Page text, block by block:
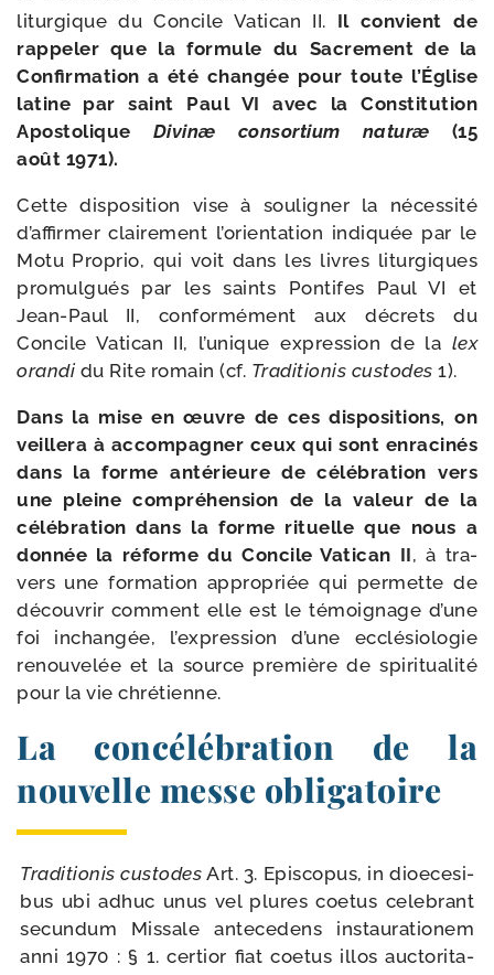
litur­gique du Concile Vatican II. Il convient de
rap­pe­ler que la for­mule du Sacrement de la
Confirmation a été chan­gée pour toute l’Église
latine par saint Paul VI avec la Constitution
Apostolique Divinæ consor­tium naturæ (15
août 1971).
Cette dis­po­si­tion vise à sou­li­gner la néces­si­té
d’affirmer clai­re­ment l’orientation indi­quée par le
Motu Proprio, qui voit dans les livres litur­giques
pro­mul­gués par les saints Pontifes Paul VI et
Jean-​Paul II, confor­mé­ment aux décrets du
Concile Vatican II, l’unique expres­sion de la lex
oran­di du Rite romain (cf. Traditionis cus­todes 1).
Dans la mise en œuvre de ces dis­po­si­tions, on
veille­ra à accom­pa­gner ceux qui sont enra­ci­nés
dans la forme anté­rieure de célé­bra­tion vers
une pleine com­pré­hen­sion de la valeur de la
célé­bra­tion dans la forme rituelle que nous a
don­née la réforme du Concile Vatican II, à tra­
vers une for­ma­tion appro­priée qui per­mette de
décou­vrir com­ment elle est le témoi­gnage d’une
foi inchan­gée, l’expression d’une ecclé­sio­lo­gie
renou­ve­lée et la source pre­mière de spi­ri­tua­li­té
pour la vie chrétienne.
La concélébration de la
nouvelle messe obligatoire
Traditionis cus­todes Art. 3. Episcopus, in dioe­ce­si­
bus ubi adhuc unus vel plures coe­tus cele­brant
secun­dum Missale ante­ce­dens ins­tau­ra­tio­nem
anni 1970 : § 1. cer­tior fiat coe­tus illos auc­to­ri­ta­